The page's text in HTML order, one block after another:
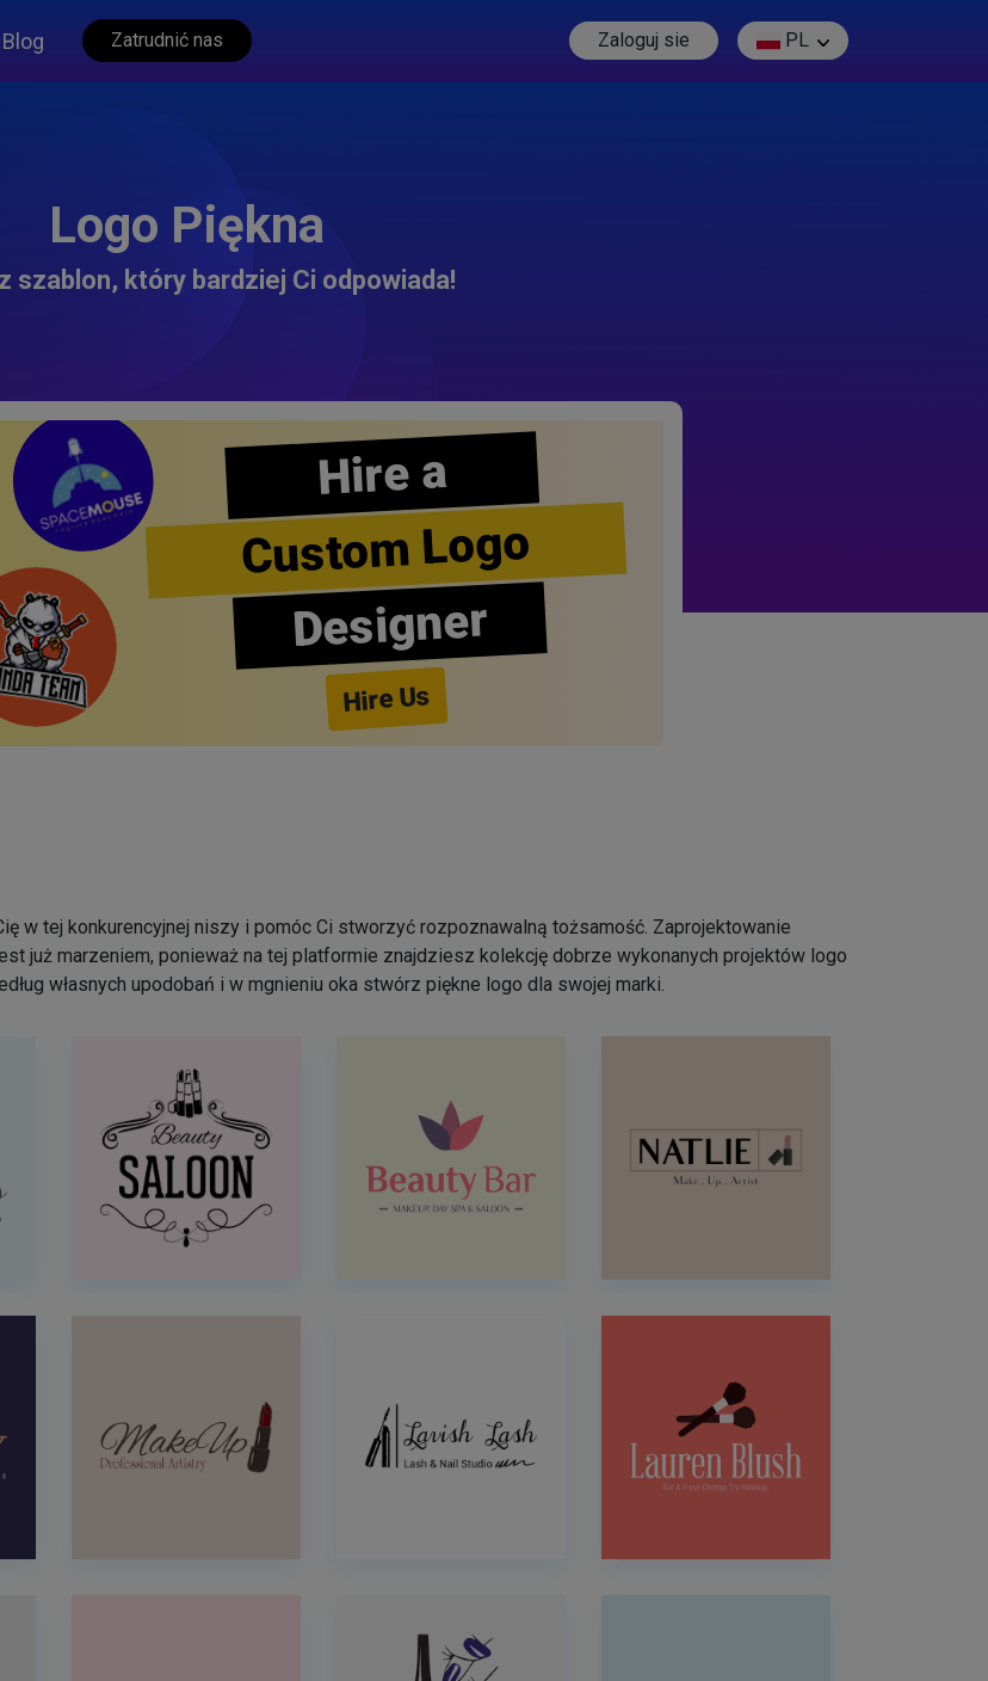
Blog Zatrudnić nas Zaloguj sie PL
Logo Piękna
szablon, który bardziej Ci odpowiada!
Hire a
Custom Logo
Designer
Hire Us
w tej konkurencyjnej niszy i pomóc Ci stworzyć rozpoznawalną tożsamość. Zaprojektowanie
już marzeniem, ponieważ na tej platformie znajdziesz kolekcję dobrze wykonanych projektów logo
własnych upodobań i w mgnieniu oka stwórz piękne logo dla swojej marki.